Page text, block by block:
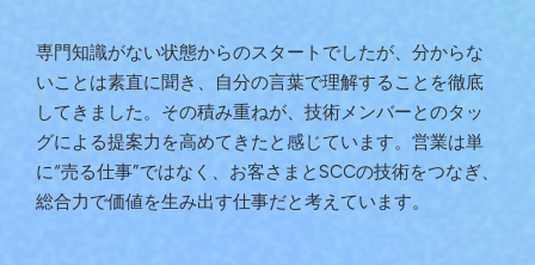
専門知識がない状態からのスタートでしたが、分からな
いことは素直に聞き、自分の言葉で理解することを徹底
してきました。その積み重ねが、技術メンバーとのタッ
グによる提案力を高めてきたと感じています。営業は単
に“売る仕事”ではなく、お客さまとSCCの技術をつなぎ、
総合力で価値を生み出す仕事だと考えています。